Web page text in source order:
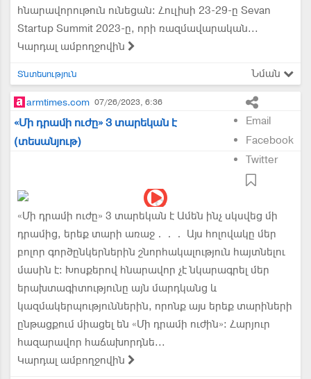
հնարավորութուն ունեցան։ Հուլիսի 23-29-ը Sevan
Startup Summit 2023-ը, որի ռազմավարական...
Կարդալ ամբողջովին
Տնտեսություն Նման
armtimes.com 07/26/2023, 6:36
Email
Facebook
Twitter
«Մի դրամի ուժը» 3 տարեկան է
(տեսանյութ)
«Մի դրամի ուժը» 3 տարեկան է Ամեն ինչ սկսվեց մի
դրամից, երեք տարի առաջ․․․ Այս հոլովակը մեր
բոլոր գործընկերներին շնորհակալություն հայտնելու
մասին է։ Խոսքերով հնարավոր չէ նկարագրել մեր
երախտագիտությունը այն մարդկանց և
կազմակերպություններին, որոնք այս երեք տարիների
ընթացքում միացել են «Մի դրամի ուժին»։ Հարյուր
հազարավոր հաճախորդնե...
Կարդալ ամբողջովին